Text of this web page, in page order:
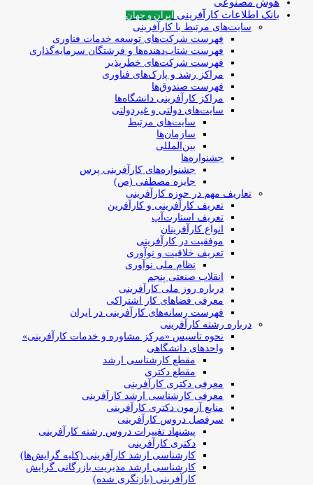
بانک اطلاعات کارآفرینی
ایران و جهان
سایت‌های مرتبط با کارآفرینی
فهرست شرکت‌های‌‌ توسعه‌ خدمات فناوری
فهرست شتاب‌دهنده‌ها‌ و فرشتگان‌ سرمایه‌گذاری
فهرست شرکت‌های خطرپذیر
مراکز رشد و پارک‌های فناوری
فهرست صندوق‌ها
مراکز کارآفرینی دانشگاه‌ها
سایت‌های دولتی و غیردولتی
سایت‌های مرتبط
سازمان‌ها
بین‌المللی
جشنواره‌ها
جشنواره‌های کارآفرینی‌ پرس
جایزه مصطفی (ص)
تعاریف مهم در حوزه کارآفرینی
تعریف کارآفرینی و کارآفرین
تعریف استارت‌آپ
انواع کارآفرینان
موفقیت در کارآفرینی
تعریف خلاقیت و نوآوری
نظام ملی نوآوری
انقلاب صنعتی پنجم
درباره روز ملی کارآفرینی
معرفی فضاهای کار اشتراکی
فهرست رسانه‌های کارآفرینی در ایران
درباره رشته کارآفرینی
نحوه تاسیس «مرکز مشاوره و خدمات کارآفرینی»
واحدهای دانشگاهی
مقطع کارشناسی ارشد
مقطع دکتری
معرفی دکتری کارآفرینی
معرفی کارشناسی ارشد کارآفرینی
منابع آزمون دکتری کارآفرینی
سرفصل دروس کارآفرینی
پیشنهاد تغییرات دروس رشته کارآفرینی
دکتری کارآفرینی
کارشناسی ارشد کارآفرینی (کلیه گرایش‌ها)
کارشناسی ارشد مدیریت بازرگانی گرایش
کارآفرینی (بازنگری شده)